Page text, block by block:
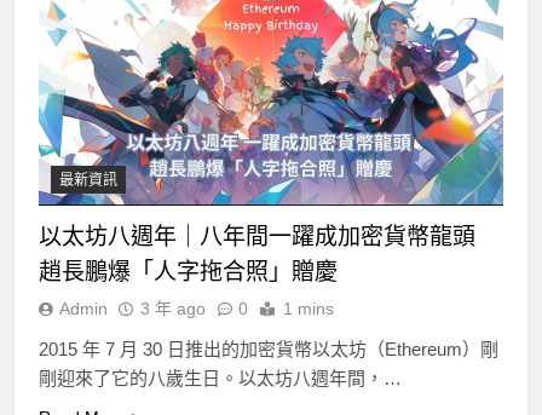
最新資訊
以太坊八週年｜八年間一躍成加密貨幣龍頭
趙長鵬爆「人字拖合照」贈慶
Admin 3 年 ago 0 1 mins
2015 年 7 月 30 日推出的加密貨幣以太坊（Ethereum）剛
剛迎來了它的八歲生日。以太坊八週年間，…